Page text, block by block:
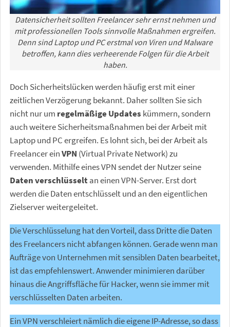
Datensicherheit sollten Freelancer sehr ernst nehmen und
mit professionellen Tools sinnvolle Maßnahmen ergreifen.
Denn sind Laptop und PC erstmal von Viren und Malware
betroffen, kann dies verheerende Folgen für die Arbeit
haben.
Doch Sicherheitslücken werden häufig erst mit einer
zeitlichen Verzögerung bekannt. Daher sollten Sie sich
nicht nur um regelmäßige Updates kümmern, sondern
auch weitere Sicherheitsmaßnahmen bei der Arbeit mit
Laptop und PC ergreifen. Es lohnt sich, bei der Arbeit als
Freelancer einVPN (Virtual Private Network) zu
verwenden. Mithilfe eines VPN sendet der Nutzer seine
Daten verschlüsselt an einen VPN-Server. Erst dort
werden die Daten entschlüsselt und an den eigentlichen
Zielserver weitergeleitet.
Die Verschlüsselung hat den Vorteil, dass Dritte die Daten
des Freelancers nicht abfangen können. Gerade wenn man
Aufträge von Unternehmen mit sensiblen Daten bearbeitet,
ist das empfehlenswert. Anwender minimieren darüber
hinaus die Angriffsfläche für Hacker, wenn sie immer mit
verschlüsselten Daten arbeiten.
Ein VPN verschleiert nämlich die eigene IP-Adresse, so dass